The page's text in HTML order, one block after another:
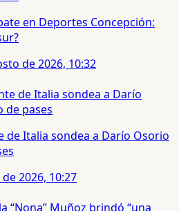
en Deportes Concepción:
de 2026, 10:32
de Italia sondea a Darío Osorio
2026, 10:27